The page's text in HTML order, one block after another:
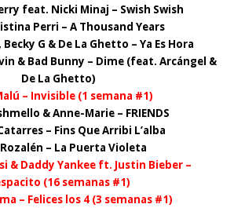
feat. Nicki Minaj – Swish Swish
Perri – A Thousand Years
G & De La Ghetto – Ya Es Hora
& Bad Bunny – Dime (feat. Arcángel &
De La Ghetto)
– Invisible (1 semana #1)
& Anne-Marie – FRIENDS
– Fins Que Arribi L’alba
Rozalén – La Puerta Violeta
& Daddy Yankee ft. Justin Bieber –
(16 semanas #1)
– Felices los 4 (3 semanas #1)